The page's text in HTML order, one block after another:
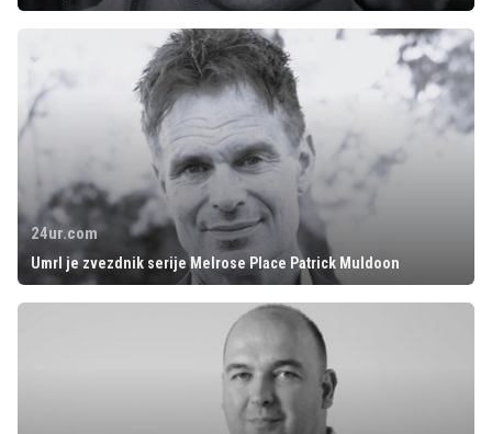
24ur.com
Umrl je zvezdnik serije Melrose Place Patrick Muldoon